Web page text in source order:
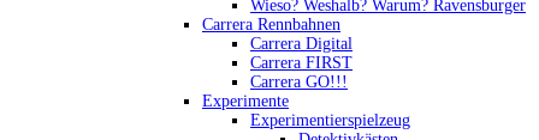
Wieso? Weshalb? Warum? Ravensburger
Carrera Rennbahnen
Carrera Digital
Carrera FIRST
Carrera GO!!!
Experimente
Experimentierspielzeug